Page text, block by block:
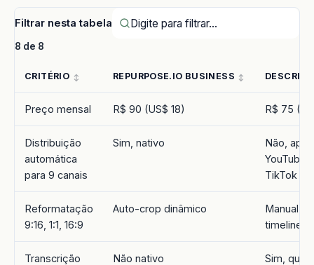
Filtrar nesta tabela
8 de 8
CRITÉRIO REPURPOSE.IO BUSINESS DESCRIPT
Preço mensal R$ 90 (US$ 18) R$ 75
Distribuição
automática
para 9 canais
Sim, nativo
Não,
YouTube
TikTok
Reformatação
9:16, 1:1, 16:9
Auto-crop dinâmico
Manual
timeline
Transcrição
Não nativo
Sim,